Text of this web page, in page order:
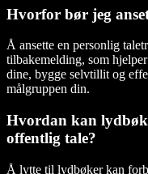
Hvorfor bør jeg
Å ansette en personlig
tilbakemelding, som
dine, bygge selvtillit og
målgruppen din.
Hvordan kan
offentlig tale?
Å lytte til lydbøker kan